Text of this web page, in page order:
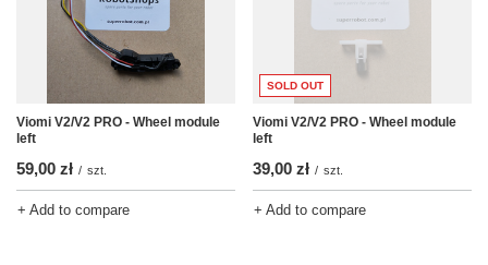
Viomi V2/V2 PRO - Wheel module
left
59,00 zł / szt.
+ Add to compare
SOLD OUT
Viomi V2/V2 PRO - Wheel module
left
39,00 zł / szt.
+ Add to compare